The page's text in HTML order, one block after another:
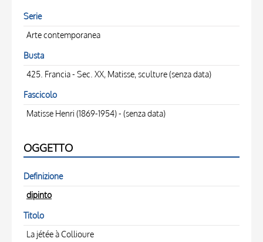
Serie
Arte contemporanea
Busta
425. Francia - Sec. XX, Matisse, sculture (senza data)
Fascicolo
Matisse Henri (1869-1954) - (senza data)
OGGETTO
Definizione
dipinto
Titolo
La jétée à Collioure